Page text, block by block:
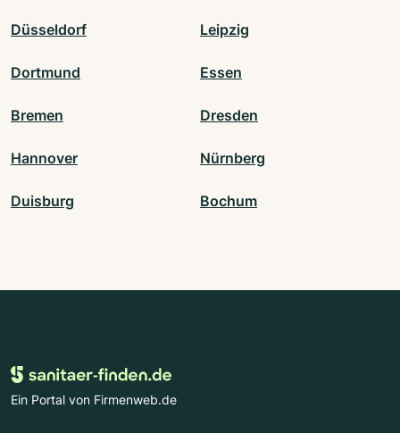
Düsseldorf Leipzig
Dortmund Essen
Bremen Dresden
Hannover Nürnberg
Duisburg Bochum
Ein Portal von Firmenweb.de